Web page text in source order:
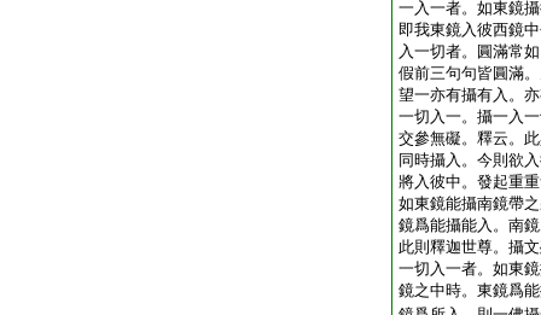
一入一者。如東鏡
即我東鏡入彼西鏡
入一切者。圓滿常
假前三句句皆圓滿
望一亦有攝有入。
一切入一。攝一入
交參無礙。釋云。
同時攝入。今則欲
將入彼中。發起重
如東鏡能攝南鏡帶
鏡爲能攝能入。南
此則釋迦世尊。攝
一切入一者。如東
鏡之中時。東鏡爲